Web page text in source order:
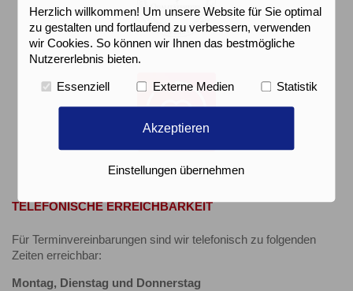
TELEFONISCHE ERREICHBARKEIT
Für Terminvereinbarungen sind wir telefonisch zu folgenden
Zeiten erreichbar:
Montag, Dienstag und Donnerstag
Herzlich willkommen! Um unsere Website für Sie optimal
zu gestalten und fortlaufend zu verbessern, verwenden
wir Cookies. So können wir Ihnen das bestmögliche
Nutzererlebnis bieten.
Essenziell Externe Medien Statistik
Akzeptieren
Einstellungen übernehmen